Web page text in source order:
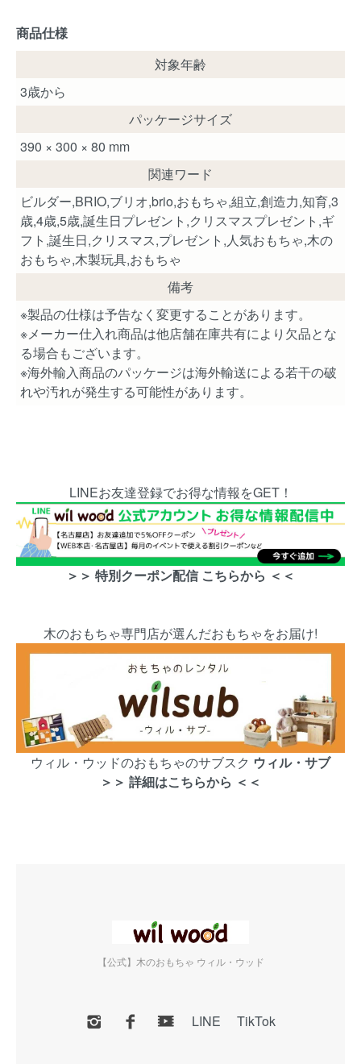
商品仕様
対象年齢
3歳から
パッケージサイズ
390 × 300 × 80 mm
関連ワード
ビルダー,BRIO,ブリオ,brio,おもちゃ,組立,創造力,知育,3
歳,4歳,5歳,誕生日プレゼント,クリスマスプレゼント,ギ
フト,誕生日,クリスマス,プレゼント,人気おもちゃ,木の
おもちゃ,木製玩具,おもちゃ
備考
※製品の仕様は予告なく変更することがあります。
※メーカー仕入れ商品は他店舗在庫共有により欠品とな
る場合もございます。
※海外輸入商品のパッケージは海外輸送による若干の破
れや汚れが発生する可能性があります。
LINEお友達登録でお得な情報をGET！
＞＞ 特別クーポン配信 こちらから ＜＜
木のおもちゃ専門店が選んだおもちゃをお届け!
ウィル・ウッドのおもちゃのサブスク ウィル・サブ
＞＞ 詳細はこちらから ＜＜
【公式】木のおもちゃ ウィル・ウッド
LINE TikTok